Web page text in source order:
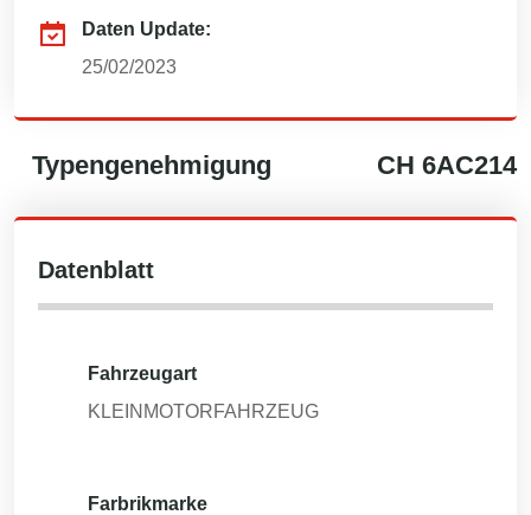
Daten Update:
25/02/2023
Typengenehmigung CH 6AC214
Datenblatt
Fahrzeugart
KLEINMOTORFAHRZEUG
Farbrikmarke